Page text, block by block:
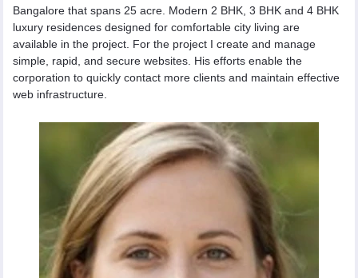
Bangalore that spans 25 acre. Modern 2 BHK, 3 BHK and 4 BHK
luxury residences designed for comfortable city living are
available in the project. For the project I create and manage
simple, rapid, and secure websites. His efforts enable the
corporation to quickly contact more clients and maintain effective
web infrastructure.